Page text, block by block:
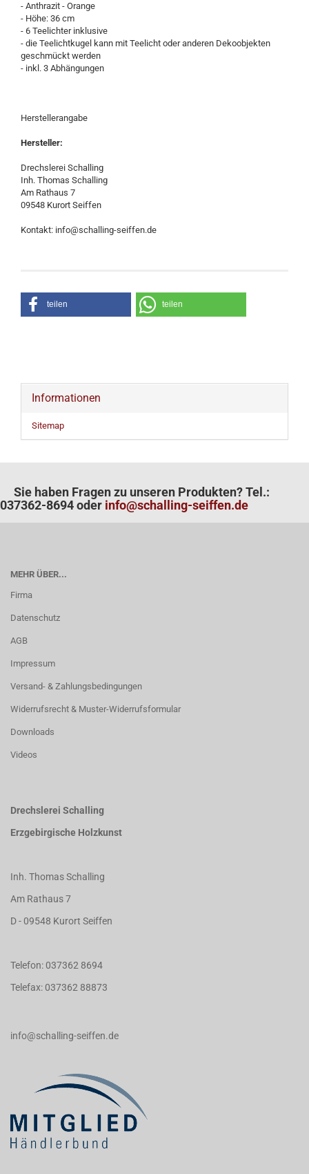
- Anthrazit - Orange
- Höhe: 36 cm
- 6 Teelichter inklusive
- die Teelichtkugel kann mit Teelicht oder anderen Dekoobjekten
geschmückt werden
- inkl. 3 Abhängungen
Herstellerangabe
Hersteller:
Drechslerei Schalling
Inh. Thomas Schalling
Am Rathaus 7
09548 Kurort Seiffen
Kontakt: info@schalling-seiffen.de
teilen teilen
Informationen
Sitemap
Sie haben Fragen zu unseren Produkten? Tel.:
037362-8694 oder info@schalling-seiffen.de
MEHR ÜBER...
Firma
Datenschutz
AGB
Impressum
Versand- & Zahlungsbedingungen
Widerrufsrecht & Muster-Widerrufsformular
Downloads
Videos
Drechslerei Schalling
Erzgebirgische Holzkunst
Inh. Thomas Schalling
Am Rathaus 7
D - 09548 Kurort Seiffen
Telefon: 037362 8694
Telefax: 037362 88873
info@schalling-seiffen.de